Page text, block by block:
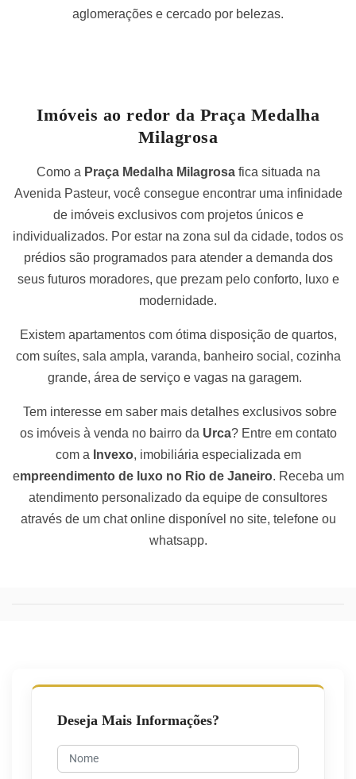
aglomerações e cercado por belezas.
Imóveis ao redor da Praça Medalha
Milagrosa
Como a Praça Medalha Milagrosafica situada na
Avenida Pasteur, você consegue encontrar uma infinidade
de imóveis exclusivos com projetos únicos e
individualizados. Por estar na zona sul da cidade, todos os
prédios são programados para atender a demanda dos
seus futuros moradores, que prezam pelo conforto, luxo e
modernidade.
Existem apartamentos com ótima disposição de quartos,
com suítes, sala ampla, varanda, banheiro social, cozinha
grande, área de serviço e vagas na garagem.
Tem interesse em saber mais detalhes exclusivos sobre
os imóveis à venda no bairro da Urca? Entre em contato
com a Invexo, imobiliária especializada em
empreendimento de luxo no Rio de Janeiro. Receba um
atendimento personalizado da equipe de consultores
através de um chat online disponível no site, telefone ou
whatsapp.
Deseja Mais Informações?